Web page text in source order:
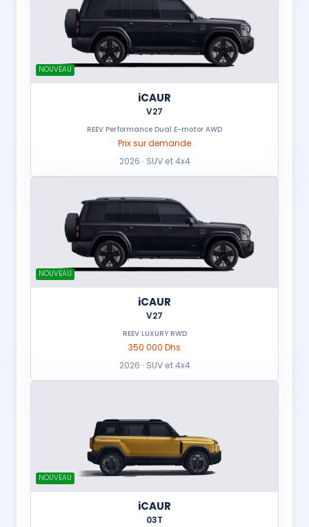
NOUVEAU
iCAUR
V27
REEV Performance Dual E-motor AWD
Prix sur demande
2026 · SUV et 4x4
NOUVEAU
iCAUR
V27
REEV LUXURY RWD
350 000 Dhs
2026 · SUV et 4x4
NOUVEAU
iCAUR
03T